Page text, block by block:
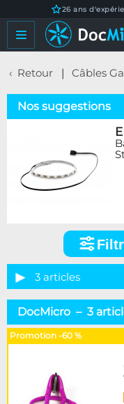
26 ans
Retour Câbles
Nos suggestions
articles
Catégorie
3 pins
4 pins
Marque
DocMicro
3 articles
DocMicro – 3
Promotion -60 %